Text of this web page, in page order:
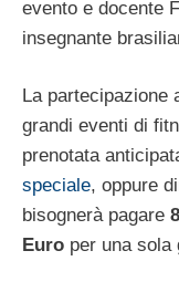
evento e docente
insegnante
La partecipazione
grandi eventi di
prenotata
speciale, oppure
bisognerà pagare
Euro per una sola